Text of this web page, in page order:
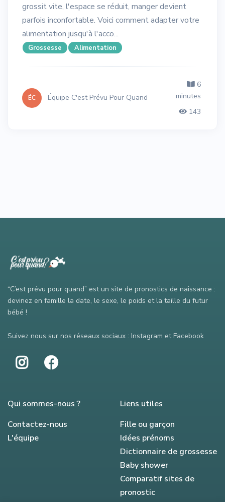
grossit vite, l'espace se réduit, manger devient
parfois inconfortable. Voici comment adapter votre
alimentation jusqu'à l'acco...
Grossesse Alimentation
ÉC Équipe C'est Prévu Pour Quand
6
minutes
143
“C’est prévu pour quand” est un site de pronostics de naissance :
devinez en famille la date, le sexe, le poids et la taille du futur
bébé !
Suivez nous sur nos réseaux sociaux : Instagram et Facebook
Qui sommes-nous ?
Contactez-nous
L'équipe
Liens utiles
Fille ou garçon
Idées prénoms
Dictionnaire de grossesse
Baby shower
Comparatif sites de
pronostic